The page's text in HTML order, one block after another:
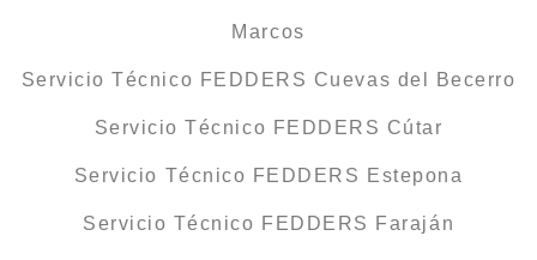
Marcos
Servicio Técnico FEDDERS Cuevas del Becerro
Servicio Técnico FEDDERS Cútar
Servicio Técnico FEDDERS Estepona
Servicio Técnico FEDDERS Faraján